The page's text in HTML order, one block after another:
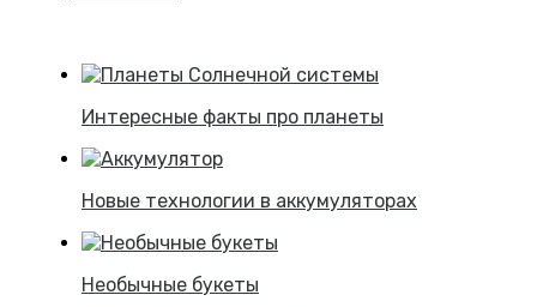
Интересные факты про планеты
Новые технологии в аккумуляторах
Необычные букеты